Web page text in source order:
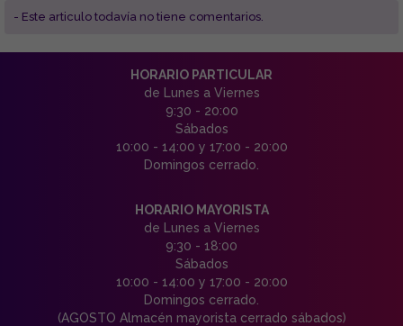
- Este articulo todavía no tiene comentarios.
HORARIO PARTICULAR
de Lunes a Viernes
9:30 - 20:00
Sábados
10:00 - 14:00 y 17:00 - 20:00
Domingos cerrado.
HORARIO MAYORISTA
de Lunes a Viernes
9:30 - 18:00
Sábados
10:00 - 14:00 y 17:00 - 20:00
Domingos cerrado.
(AGOSTO Almacén mayorista cerrado sábados)